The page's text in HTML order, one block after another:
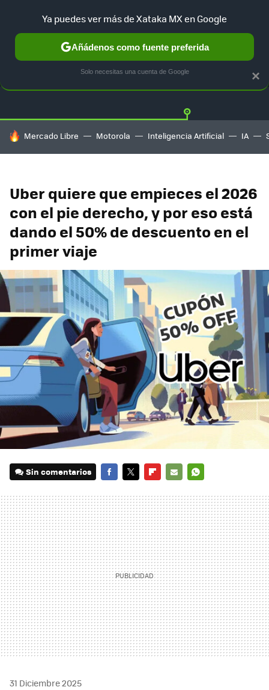
GUÍA DE COMPRAS MERCADO LIBRE
HOY SE HABLA DE
Mercado Libre Motorola Inteligencia Artificial IA
Uber quiere que empieces el 2026
con el pie derecho, y por eso está
dando el 50% de descuento en el
primer viaje
Sin comentarios
MAIL
31 Diciembre 2025
×
Ya puedes ver más de Xataka MX en Google
Añádenos como fuente preferida
Solo necesitas una cuenta de Google